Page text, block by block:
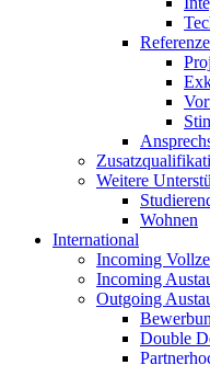
Weitere
Wohnen
International
Incoming
Incoming
Outgoing
Double